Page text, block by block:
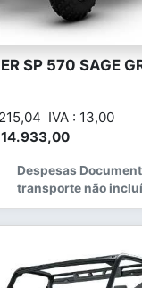
SP 570 SAGE
IVA : 13,00
14.933,00
Despesas
transporte não